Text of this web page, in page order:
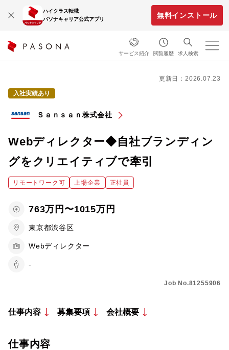
ハイクラス転職
パソナキャリア公式アプリ
無料インストール
サービス紹介 閲覧履歴 求人検索
更新日：2026.07.23
入社実績あり
Ｓａｎｓａｎ株式会社
Webディレクター◆自社ブランディン
グをクリエイティブで牽引
リモートワーク可 上場企業 正社員
763万円〜1015万円
東京都渋谷区
Webディレクター
-
Job No.81255906
仕事内容 募集要項 会社概要
仕事内容